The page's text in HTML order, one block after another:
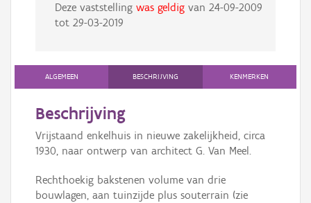
Deze vaststelling was geldigvan 24-09-2009
tot 29-03-2019
ALGEMEEN BESCHRIJVING KENMERKEN
Beschrijving
Vrijstaand enkelhuis in nieuwe zakelijkheid, circa
1930, naar ontwerp van architect G. Van Meel.
Rechthoekig bakstenen volume van drie
bouwlagen, aan tuinzijde plus souterrain (zie